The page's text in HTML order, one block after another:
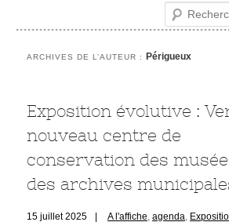
Infos pratiques
Recherche
ARCHIVES DE L’AUTEUR : Périgueux
Exposition évolutive :
nouveau centre de
conservation des
des archives
15 juillet 2025 | A l'affiche ,agenda